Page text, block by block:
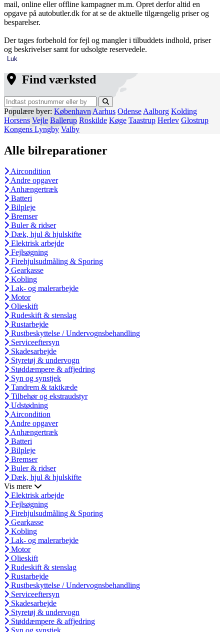
mail, online eller offline kampagner m.m. Opret derfor altid en
opgave på autobutler.dk for at se de aktuelle tilgængelig priser og
besparelser.
Der tages forbehold for fejl og mangler i tilbuddets indhold, priser
og beskrivelser samt for udsolgte reservedele.
Luk
Find værksted
Populære byer: København Aarhus Odense Aalborg Kolding
Horsens Vejle Ballerup Roskilde Køge Taastrup Herlev Glostrup
Kongens Lyngby Valby
Alle bilreparationer
Aircondition
Andre opgaver
Anhængertræk
Batteri
Bilpleje
Bremser
Buler & ridser
Dæk, hjul & hjulskifte
Elektrisk arbejde
Fejlsøgning
Firehjulsudmåling & Sporing
Gearkasse
Kobling
Lak- og malerarbejde
Motor
Olieskift
Rudeskift & stenslag
Rustarbejde
Rustbeskyttelse / Undervognsbehandling
Serviceeftersyn
Skadesarbejde
Styretøj & undervogn
Støddæmpere & affjedring
Syn og synstjek
Tandrem & taktkæde
Tilbehør og ekstraudstyr
Udstødning
Aircondition
Andre opgaver
Anhængertræk
Batteri
Bilpleje
Bremser
Buler & ridser
Dæk, hjul & hjulskifte
Vis mere
Elektrisk arbejde
Fejlsøgning
Firehjulsudmåling & Sporing
Gearkasse
Kobling
Lak- og malerarbejde
Motor
Olieskift
Rudeskift & stenslag
Rustarbejde
Rustbeskyttelse / Undervognsbehandling
Serviceeftersyn
Skadesarbejde
Styretøj & undervogn
Støddæmpere & affjedring